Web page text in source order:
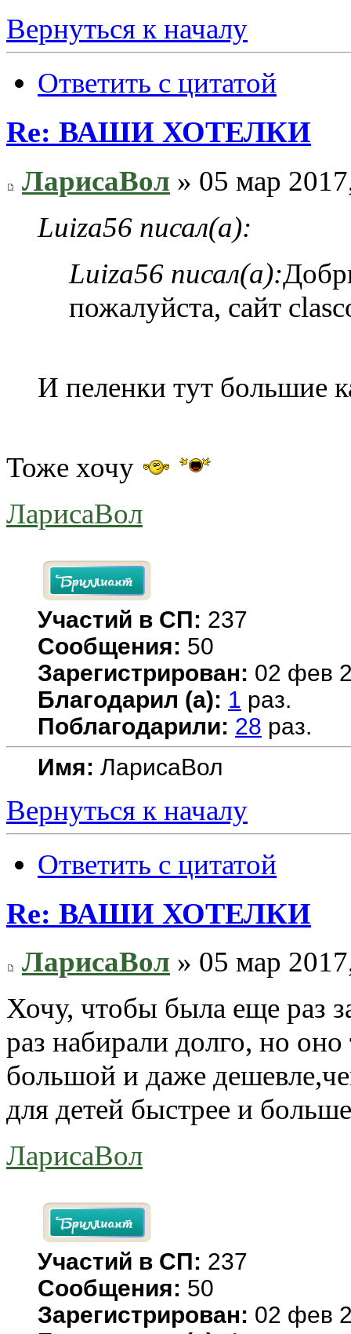
Вернуться к началу
Ответить с цитатой
Re: ВАШИ ХОТЕЛКИ
ЛарисаВол » 05 мар
Luiza56 писал(а):
Luiza56 писал(а):
пожалуйста, сайт
И пеленки тут большие
Тоже хочу
ЛарисаВол
Участий в СП: 237
Сообщения: 50
Зарегистрирован: 02 фев
Благодарил (а): 1 раз.
Поблагодарили: 28 раз.
Имя: ЛарисаВол
Вернуться к началу
Ответить с цитатой
Re: ВАШИ ХОТЕЛКИ
ЛарисаВол » 05 мар
Хочу, чтобы была еще раз
раз набирали долго, но
большой и даже
для детей быстрее и
ЛарисаВол
Участий в СП: 237
Сообщения: 50
Зарегистрирован: 02 фев